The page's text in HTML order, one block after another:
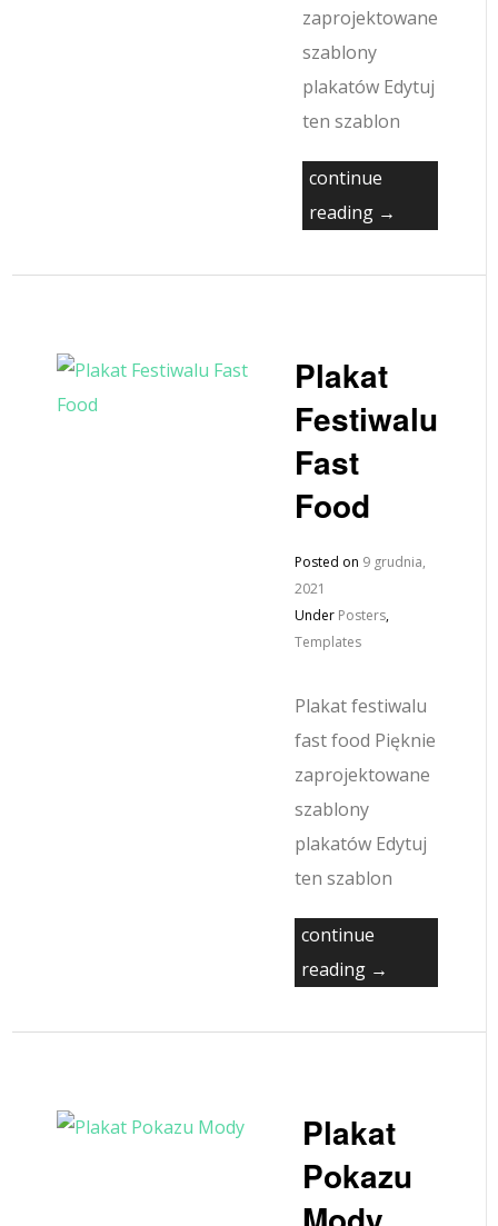
zaprojektowane
szablony
plakatów Edytuj
ten szablon
continue
reading →
Plakat
Festiwalu
Fast
Food
Posted on 9 grudnia,
2021
Under Posters,
Templates
Plakat festiwalu
fast food Pięknie
zaprojektowane
szablony
plakatów Edytuj
ten szablon
continue
reading →
Plakat
Pokazu